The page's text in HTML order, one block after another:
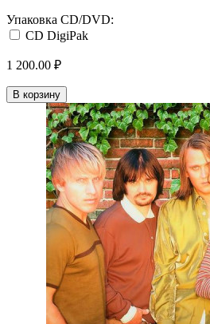
Упаковка CD/DVD:
CD DigiPak
1 200.00 ₽
В корзину